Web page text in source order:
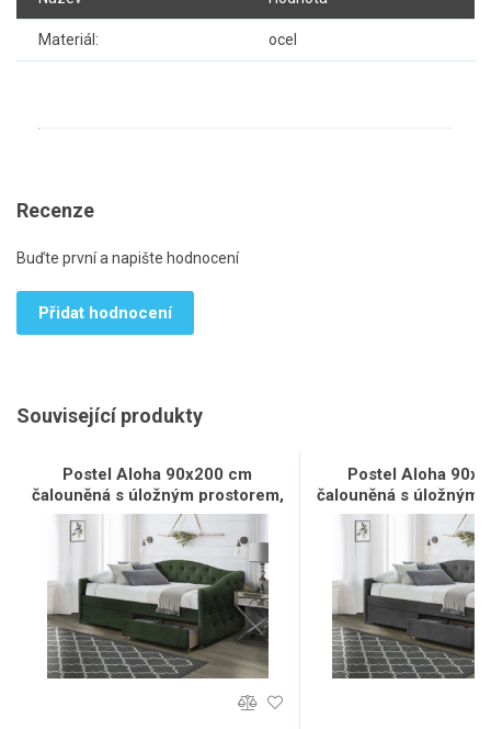
Materiál: ocel
Recenze
Buďte první a napište hodnocení
Přidat hodnocení
Související produkty
Postel Aloha 90x200 cm
čalouněná s úložným prostorem,
tmavě zelená
Postel Aloha
čalouněná s úložným
šedá